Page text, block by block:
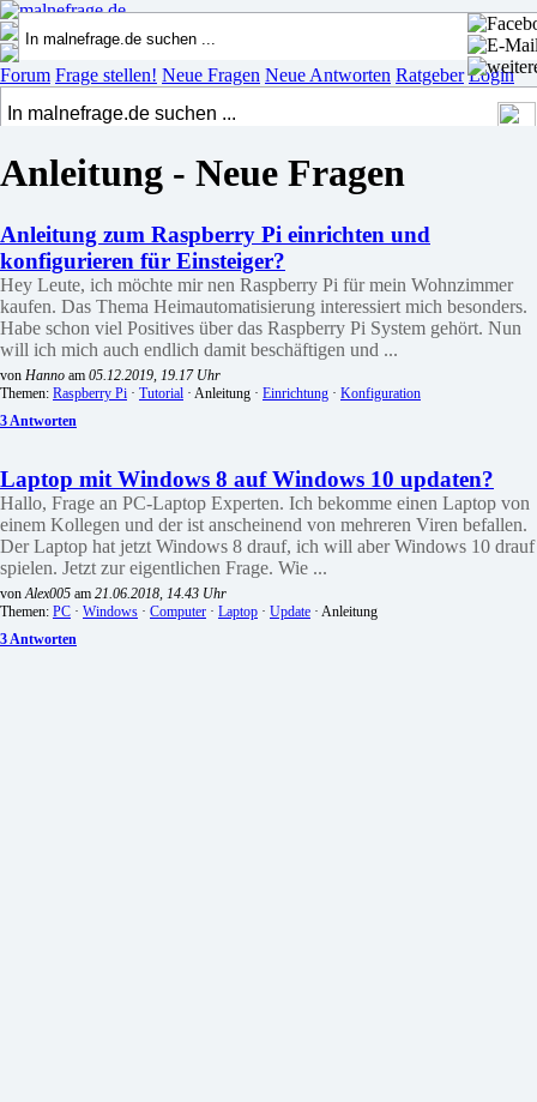
Forum Frage stellen! Neue Fragen Neue Antworten Ratgeber Login
Anleitung - Neue Fragen
Anleitung zum Raspberry Pi einrichten und
konfigurieren für Einsteiger?
Hey Leute, ich möchte mir nen Raspberry Pi für mein Wohnzimmer
kaufen. Das Thema Heimautomatisierung interessiert mich besonders.
Habe schon viel Positives über das Raspberry Pi System gehört. Nun
will ich mich auch endlich damit beschäftigen und ...
von Hanno am 05.12.2019, 19.17 Uhr
Themen: Raspberry Pi · Tutorial · Anleitung · Einrichtung · Konfiguration
3 Antworten
Laptop mit Windows 8 auf Windows 10 updaten?
Hallo, Frage an PC-Laptop Experten. Ich bekomme einen Laptop von
einem Kollegen und der ist anscheinend von mehreren Viren befallen.
Der Laptop hat jetzt Windows 8 drauf, ich will aber Windows 10 drauf
spielen. Jetzt zur eigentlichen Frage. Wie ...
vonAlex005 am 21.06.2018, 14.43 Uhr
Themen: PC · Windows · Computer · Laptop · Update · Anleitung
3 Antworten